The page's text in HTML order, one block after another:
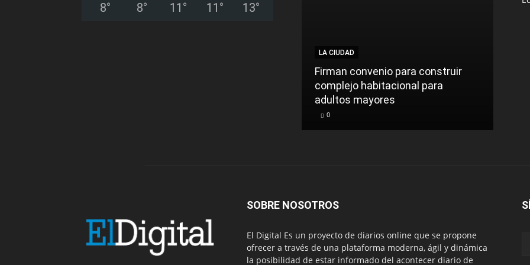
8° 8° 11 ° 11 ° 13°
LA CIUDAD
Firman convenio para construir
complejo habitacional para
adultos mayores
0
SOBRE NOSOTROS
El Digital Es un proyecto de diarios online que se propone
ofrecer a través de una plataforma moderna, ágil y dinámica
la posibilidad de estar informado del acontecer diario de